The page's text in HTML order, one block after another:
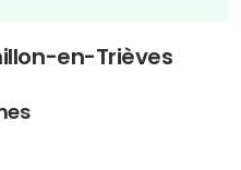
en-Trièves